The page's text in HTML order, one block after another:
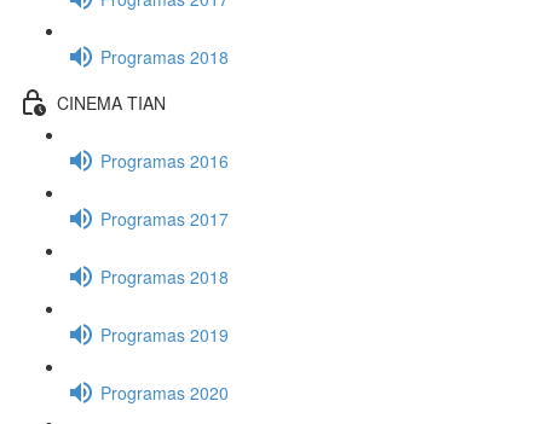
Programas 2018
CINEMA TIAN
Programas 2016
Programas 2017
Programas 2018
Programas 2019
Programas 2020